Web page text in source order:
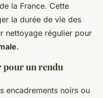
la France. Cette
la durée de vie des
nettoyage régulier pour
.
pour un rendu
encadrements noirs ou